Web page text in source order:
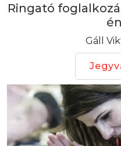
Ringató
Gáll